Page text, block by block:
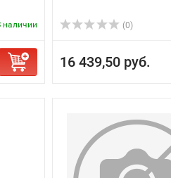
наличии (0)
16 439,50 руб.